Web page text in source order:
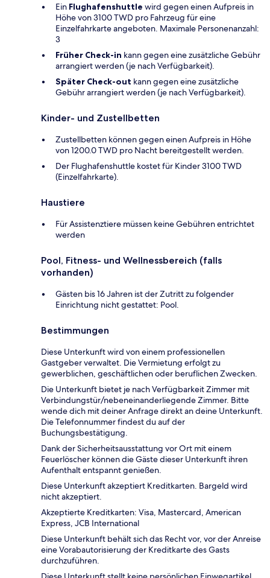
Ein Flughafenshuttle wird gegen einen Aufpreis in
Höhe von 3100 TWD pro Fahrzeug für eine
Einzelfahrkarte angeboten. Maximale Personenanzahl:
3
Früher Check-in kann gegen eine zusätzliche Gebühr
arrangiert werden (je nach Verfügbarkeit).
Später Check-out kann gegen eine zusätzliche
Gebühr arrangiert werden (je nach Verfügbarkeit).
Kinder- und Zustellbetten
Zustellbetten können gegen einen Aufpreis in Höhe
von 1200.0 TWD pro Nacht bereitgestellt werden.
Der Flughafenshuttle kostet für Kinder 3100 TWD
(Einzelfahrkarte).
Haustiere
Für Assistenztiere müssen keine Gebühren entrichtet
werden
Pool, Fitness- und Wellnessbereich (falls
vorhanden)
Gästen bis 16 Jahren ist der Zutritt zu folgender
Einrichtung nicht gestattet: Pool.
Bestimmungen
Diese Unterkunft wird von einem professionellen
Gastgeber verwaltet. Die Vermietung erfolgt zu
gewerblichen, geschäftlichen oder beruflichen Zwecken.
Die Unterkunft bietet je nach Verfügbarkeit Zimmer mit
Verbindungstür/nebeneinanderliegende Zimmer. Bitte
wende dich mit deiner Anfrage direkt an deine Unterkunft.
Die Telefonnummer findest du auf der
Buchungsbestätigung.
Dank der Sicherheitsausstattung vor Ort mit einem
Feuerlöscher können die Gäste dieser Unterkunft ihren
Aufenthalt entspannt genießen.
Diese Unterkunft akzeptiert Kreditkarten. Bargeld wird
nicht akzeptiert.
Akzeptierte Kreditkarten: Visa, Mastercard, American
Express, JCB International
Diese Unterkunft behält sich das Recht vor, vor der Anreise
eine Vorabautorisierung der Kreditkarte des Gasts
durchzuführen.